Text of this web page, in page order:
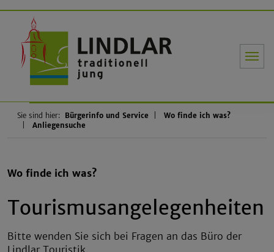
Sie sind hier: Bürgerinfo und Service
Wo finde ich was?
Anliegensuche
Wo finde ich was?
Tourismusangelegenheiten
Bitte wenden Sie sich bei Fragen an das Büro der
Lindlar Touristik.